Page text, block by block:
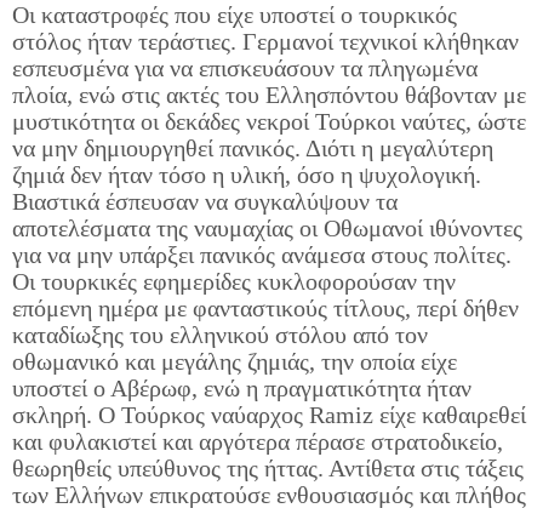
Οι καταστροφές που είχε υποστεί ο τουρκικός
στόλος ήταν τεράστιες. Γερμανοί τεχνικοί κλήθηκαν
εσπευσμένα για να επισκευάσουν τα πληγωμένα
πλοία, ενώ στις ακτές του Ελλησπόντου θάβονταν με
μυστικότητα οι δεκάδες νεκροί Τούρκοι ναύτες, ώστε
να μην δημιουργηθεί πανικός. Διότι η μεγαλύτερη
ζημιά δεν ήταν τόσο η υλική, όσο η ψυχολογική.
Βιαστικά έσπευσαν να συγκαλύψουν τα
αποτελέσματα της ναυμαχίας οι Οθωμανοί ιθύνοντες
για να μην υπάρξει πανικός ανάμεσα στους πολίτες.
Οι τουρκικές εφημερίδες κυκλοφορούσαν την
επόμενη ημέρα με φανταστικούς τίτλους, περί δήθεν
καταδίωξης του ελληνικού στόλου από τον
οθωμανικό και μεγάλης ζημιάς, την οποία είχε
υποστεί ο Αβέρωφ, ενώ η πραγματικότητα ήταν
σκληρή. Ο Τούρκος ναύαρχος Ramiz είχε καθαιρεθεί
και φυλακιστεί και αργότερα πέρασε στρατοδικείο,
θεωρηθείς υπεύθυνος της ήττας. Αντίθετα στις τάξεις
των Ελλήνων επικρατούσε ενθουσιασμός και πλήθος